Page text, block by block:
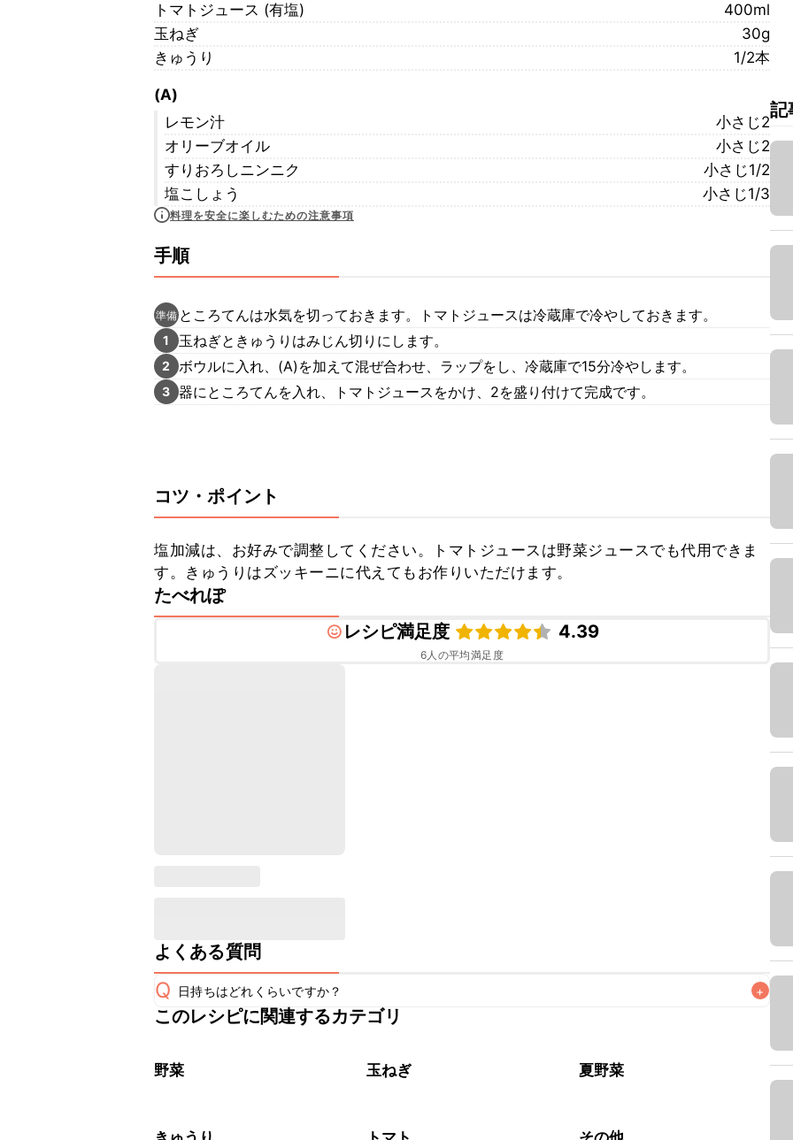
トマトジュース (有塩)
400ml
玉ねぎ
30g
きゅうり
1/2本
(A)
レモン汁
小さじ2
オリーブオイル
小さじ2
すりおろしニンニク
小さじ1/2
塩こしょう
小さじ1/3
料理を安全に楽しむための注意事項
手順
準備 ところてんは水気を切っておきます。トマトジュースは冷蔵庫で冷やしておきます。
1 玉ねぎときゅうりはみじん切りにします。
2 ボウルに入れ、(A)を加えて混ぜ合わせ、ラップをし、冷蔵庫で15分冷やします。
3 器にところてんを入れ、トマトジュースをかけ、2を盛り付けて完成です。
コツ・ポイント
塩加減は、お好みで調整してください。トマトジュースは野菜ジュースでも代用できま
す。きゅうりはズッキーニに代えてもお作りいただけます。
たべれぽ
レシピ満足度
4.39
6人の平均満足度
よくある質問
Q 日持ちはどれくらいですか？ +
保存期間は冷蔵で当日中が目安です。なるべくお早めにお召し上がりください。
※日持ちは目安です。
このレシピに関連するカテゴリ
野菜 玉ねぎ 夏野菜
記